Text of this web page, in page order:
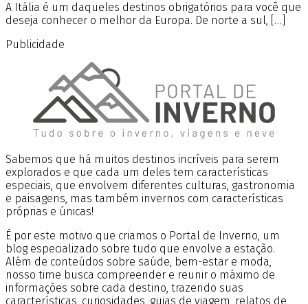
A Itália é um daqueles destinos obrigatórios para você que
deseja conhecer o melhor da Europa. De norte a sul, […]
Publicidade
Sabemos que há muitos destinos incríveis para serem
explorados e que cada um deles tem características
especiais, que envolvem diferentes culturas, gastronomia
e paisagens, mas também invernos com características
próprias e únicas!
É por este motivo que criamos o Portal de Inverno, um
blog especializado sobre tudo que envolve a estação.
Além de conteúdos sobre saúde, bem-estar e moda,
nosso time busca compreender e reunir o máximo de
informações sobre cada destino, trazendo suas
características, curiosidades, guias de viagem, relatos de